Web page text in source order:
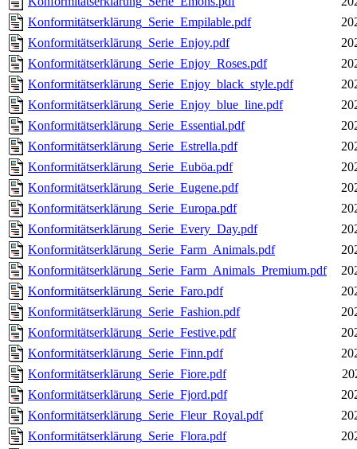
Konformitätserklärung_Serie_Empilable.pdf
Konformitätserklärung_Serie_Enjoy.pdf
Konformitätserklärung_Serie_Enjoy_Roses.pdf
Konformitätserklärung_Serie_Enjoy_black_style.pdf
Konformitätserklärung_Serie_Enjoy_blue_line.pdf
Konformitätserklärung_Serie_Essential.pdf
Konformitätserklärung_Serie_Estrella.pdf
Konformitätserklärung_Serie_Euböa.pdf
Konformitätserklärung_Serie_Eugene.pdf
Konformitätserklärung_Serie_Europa.pdf
Konformitätserklärung_Serie_Every_Day.pdf
Konformitätserklärung_Serie_Farm_Animals.pdf
Konformitätserklärung_Serie_Farm_Animals_Premium.pdf
Konformitätserklärung_Serie_Faro.pdf
Konformitätserklärung_Serie_Fashion.pdf
Konformitätserklärung_Serie_Festive.pdf
Konformitätserklärung_Serie_Finn.pdf
Konformitätserklärung_Serie_Fiore.pdf
Konformitätserklärung_Serie_Fjord.pdf
Konformitätserklärung_Serie_Fleur_Royal.pdf
Konformitätserklärung_Serie_Flora.pdf